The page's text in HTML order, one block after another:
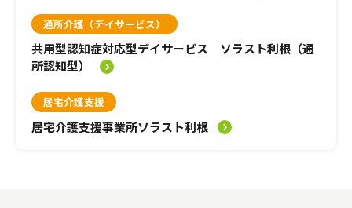
自宅でサービスを受ける
サービスの相談をする
介護のガイド
介護のガイド
介護保険サービスについて
採用情報
通所介護（デイサービス）
共用型認知症対応型デイサービス ソラスト利根（通
所認知型）
居宅介護支援
居宅介護支援事業所ソラスト利根